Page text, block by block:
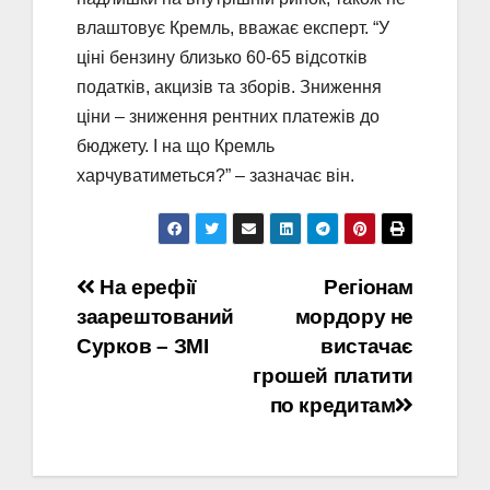
влаштовує Кремль, вважає експерт. “У
ціні бензину близько 60-65 відсотків
податків, акцизів та зборів. Зниження
ціни – зниження рентних платежів до
бюджету. І на що Кремль
харчуватиметься?” – зазначає він.
Навігація
записів
Регіонам
мордору не
вистачає
грошей платити
по кредитам
На ерефії
заарештований
Сурков – ЗМІ